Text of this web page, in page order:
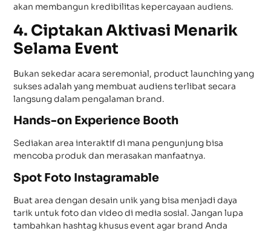
akan membangun kredibilitas kepercayaan audiens.
4. Ciptakan Aktivasi Menarik
Selama Event
Bukan sekedar acara seremonial, product launching yang
sukses adalah yang membuat audiens terlibat secara
langsung dalam pengalaman brand.
Hands-on Experience Booth
Sediakan area interaktif di mana pengunjung bisa
mencoba produk dan merasakan manfaatnya.
Spot Foto Instagramable
Buat area dengan desain unik yang bisa menjadi daya
tarik untuk foto dan video di media sosial. Jangan lupa
tambahkan hashtag khusus event agar brand Anda